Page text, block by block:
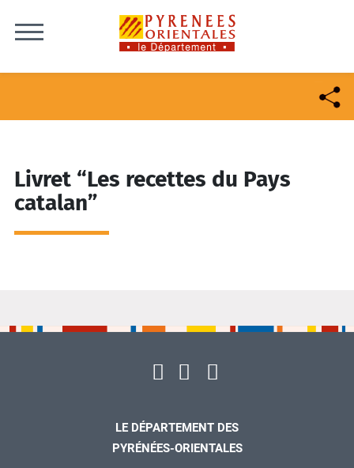
Livret “Les recettes du Pays
catalan”
LE DÉPARTEMENT DES
PYRÉNÉES-ORIENTALES